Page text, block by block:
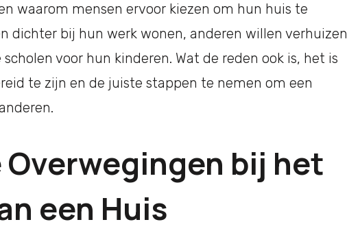
waarom mensen ervoor kiezen om hun huis te
dichter bij hun werk wonen, anderen willen verhuizen
voor hun kinderen. Wat de reden ook is, het is
te zijn en de juiste stappen te nemen om een
bij het
een Huis